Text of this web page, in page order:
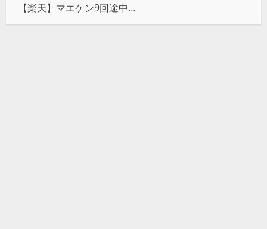
【楽天】マエケン9回途中1失点の力投！投打が噛み合い快勝で連勝